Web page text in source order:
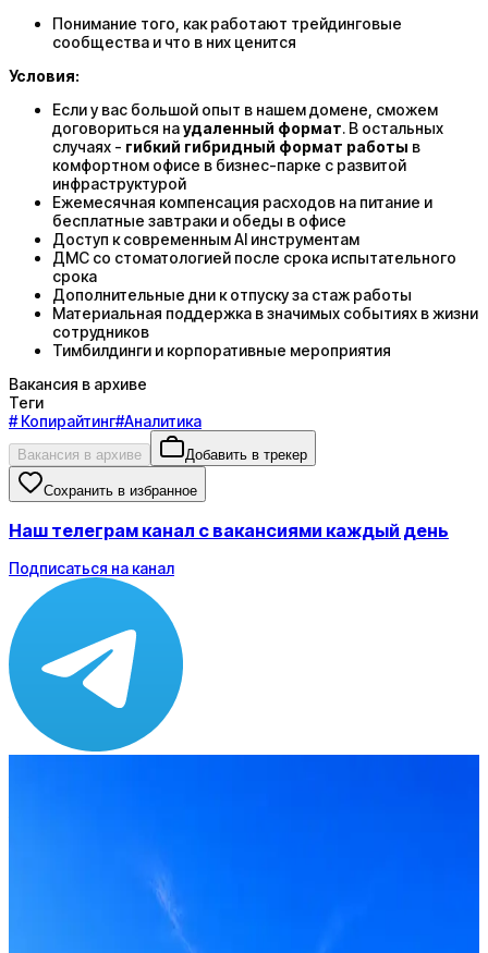
Понимание того, как работают трейдинговые
сообщества и что в них ценится
Условия:
Если у вас большой опыт в нашем домене, сможем
договориться наудаленный формат. В остальных
случаях - гибкий гибридный формат работы в
комфортном офисе в бизнес-парке с развитой
инфраструктурой
Ежемесячная компенсация расходов на питание и
бесплатные завтраки и обеды в офисе
Доступ к современным AI инструментам
ДМС со стоматологией после срока испытательного
срока
Дополнительные дни к отпуску за стаж работы
Материальная поддержка в значимых событиях в жизни
сотрудников
Тимбилдинги и корпоративные мероприятия
Вакансия в архиве
Теги
#Копирайтинг#Аналитика
Вакансия в архиве Добавить в трекер
Сохранить в избранное
Наш телеграм канал с вакансиями каждый день
Подписаться на канал